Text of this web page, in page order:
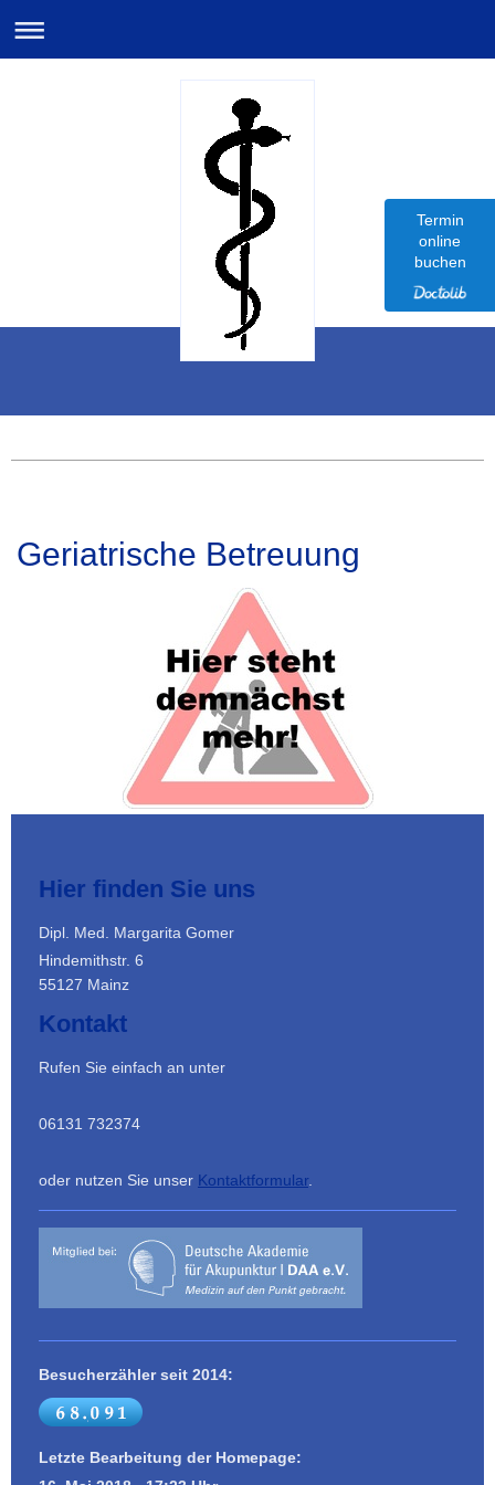
Geriatrische Betreuung
Hier finden Sie uns
Dipl. Med. Margarita Gomer
Hindemithstr. 6
55127 Mainz
Kontakt
Rufen Sie einfach an unter
06131 732374
oder nutzen Sie unser Kontaktformular
Besucherzähler seit 2014:
Letzte Bearbeitung der Homepage:
Termin
online
buchen